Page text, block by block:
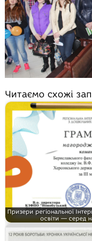
Читаємо схожі
Призери регіональної
освіти — серед